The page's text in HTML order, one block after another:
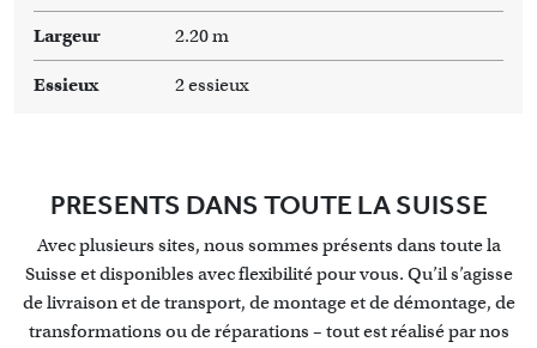
Largeur 2.20 m
Essieux 2 essieux
PRESENTS DANS TOUTE LA SUISSE
Avec plusieurs sites, nous sommes présents dans toute la
Suisse et disponibles avec flexibilité pour vous. Qu’il s’agisse
de livraison et de transport, de montage et de démontage, de
transformations ou de réparations – tout est réalisé par nos